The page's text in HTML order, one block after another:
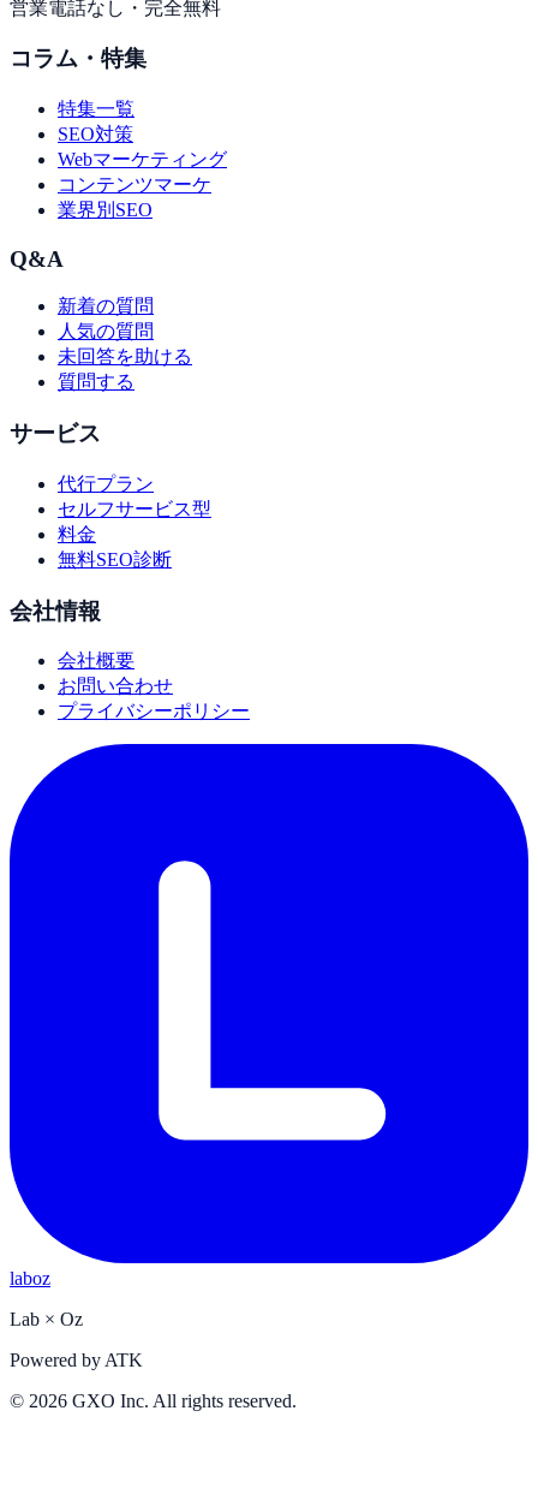
営業電話なし・完全無料
コラム・特集
特集一覧
SEO対策
Webマーケティング
コンテンツマーケ
業界別SEO
Q&A
新着の質問
人気の質問
未回答を助ける
質問する
サービス
代行プラン
セルフサービス型
料金
無料SEO診断
会社情報
会社概要
お問い合わせ
プライバシーポリシー
laboz
Lab × Oz
Powered by ATK
© 2026 GXO Inc. All rights reserved.